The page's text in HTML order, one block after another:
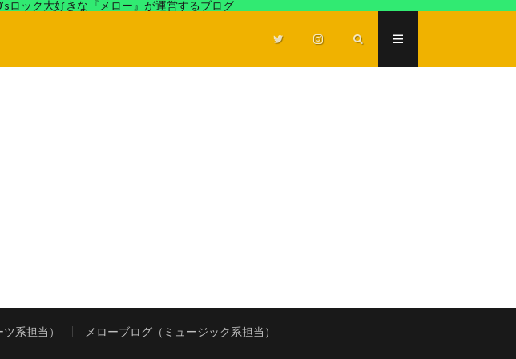
ロック大好きな『メロー』が運営するブログ
系担当） メローブログ（ミュージック系担当）